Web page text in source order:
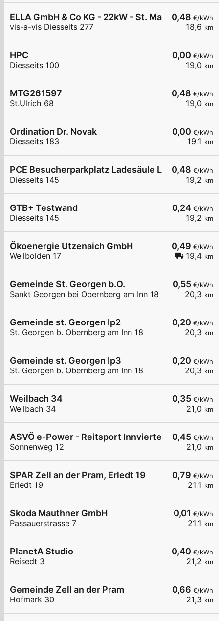
0,48 €/kWh
18,6 km
ELLA GmbH & Co KG - 22kW - St. Martin im
vis-a-vis Diesseits 277
0,00 €/kWh
19,0 km
HPC
Diesseits 100
0,48 €/kWh
19,0 km
MTG261597
St.Ulrich 68
0,00 €/kWh
19,1 km
Ordination Dr. Novak
Diesseits 183
0,48 €/kWh
19,2 km
PCE Besucherparkplatz Ladesäule LS4 2 x Typ 2
Diesseits 145
0,24 €/kWh
19,2 km
GTB+ Testwand
Diesseits 145
0,49 €/kWh
19,4 km
Ökoenergie Utzenaich GmbH
Weilbolden 17
0,55 €/kWh
20,3 km
Gemeinde St. Georgen b.O.
Sankt Georgen bei Obernberg am Inn 18
0,20 €/kWh
20,3 km
Gemeinde st. Georgen lp2
St. Georgen b. Obernberg am Inn 18
0,20 €/kWh
20,3 km
Gemeinde st. Georgen lp3
St. Georgen b. Obernberg am Inn 18
0,35 €/kWh
21,0 km
Weilbach 34
Weilbach 34
0,45 €/kWh
21,0 km
ASVÖ e-Power - Reitsport Innviertel
Sonnenweg 12
0,79 €/kWh
21,1 km
SPAR Zell an der Pram, Erledt 19
Erledt 19
0,01 €/kWh
21,1 km
Skoda Mauthner GmbH
Passauerstrasse 7
0,40 €/kWh
21,2 km
PlanetA Studio
Reisedt 3
0,66 €/kWh
21,3 km
Gemeinde Zell an der Pram
Hofmark 30